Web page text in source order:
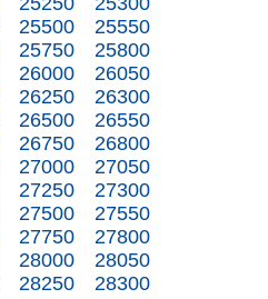
25500
25550
25750
25800
26000
26050
26250
26300
26500
26550
26750
26800
27000
27050
27250
27300
27500
27550
27750
27800
28000
28050
28250
28300